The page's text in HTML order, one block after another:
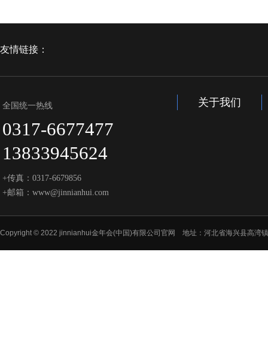
友情链接：
全国统一热线
0317-6677477
13833945624
+传真：0317-6679856
+邮箱：www@jinnianhui.com
关于我们
Copyright © 2022 jinnianhui金年会(中国)有限公司官网 地址：河北省海兴县高